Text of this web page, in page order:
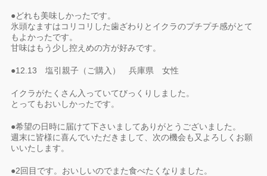
●どれも美味しかったです。
氷頭なますはコリコリした歯ざわりとイクラのプチプチ感がとて
もよかったです。
甘味はもう少し控えめの方が好みです。
●12.13 塩引親子（ご購入） 兵庫県 女性
イクラがたくさん入っていてびっくりしました。
とってもおいしかったです。
●希望の日時に届けて下さいましてありがとうございました。
週末に皆様に喜んでいただきまして、次の機会も又よろしくお願
いいたします。
●2回目です。おいしいのでまた食べたくなりました。